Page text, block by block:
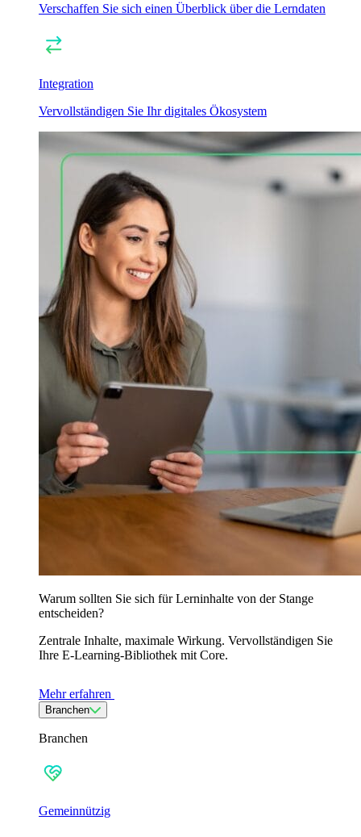
Verschaffen Sie sich einen Überblick über die Lerndaten
Integration
Vervollständigen Sie Ihr digitales Ökosystem
Warum sollten Sie sich für Lerninhalte von der Stange
entscheiden?
Zentrale Inhalte, maximale Wirkung. Vervollständigen Sie
Ihre E-Learning-Bibliothek mit Core.
Mehr erfahren
Branchen
Branchen
Gemeinnützig